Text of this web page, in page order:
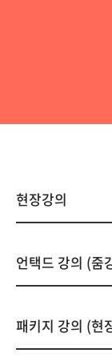
현장강의
언택드 강의 (줌
패키지 강의 (현